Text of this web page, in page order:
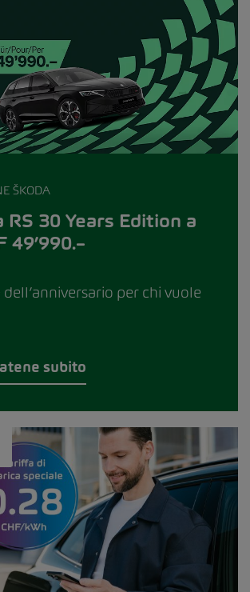
ŠKODA
RS 30 Years Edition a
49’990.–
dell’anniversario per chi vuole
subito